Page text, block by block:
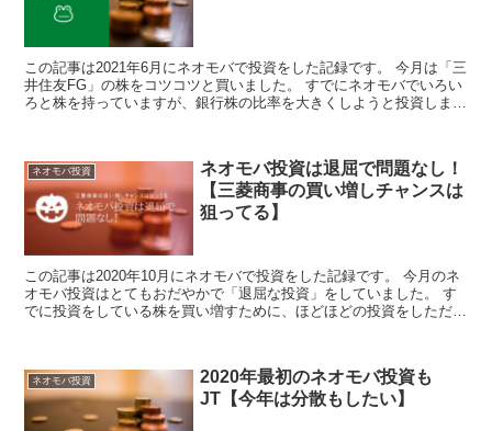
この記事は2021年6月にネオモバで投資をした記録です。 今月は「三
井住友FG」の株をコツコツと買いました。 すでにネオモバでいろい
ろと株を持っていますが、銀行株の比率を大きくしようと投資しまし
ネオモバ投資
ネオモバ投資は退屈で問題なし！
【三菱商事の買い増しチャンスは
狙ってる】
この記事は2020年10月にネオモバで投資をした記録です。 今月のネ
オモバ投資はとてもおだやかで「退屈な投資」をしていました。 す
でに投資をしている株を買い増すために、ほどほどの投資をしただけ
ネオモバ投資
2020年最初のネオモバ投資も
JT【今年は分散もしたい】